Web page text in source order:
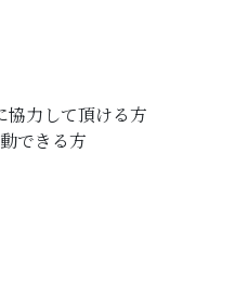
協力して頂ける方
できる方